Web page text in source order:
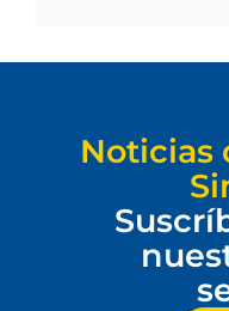
Noticias